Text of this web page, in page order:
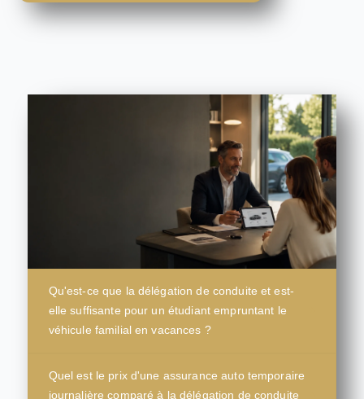
Qu'est-ce que la délégation de conduite et est-
elle suffisante pour un étudiant empruntant le
véhicule familial en vacances ?
Quel est le prix d'une assurance auto temporaire
journalière comparé à la délégation de conduite